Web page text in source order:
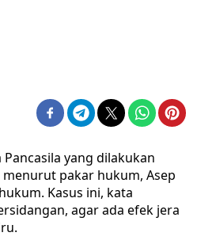
Pancasila yang dilakukan
pakar hukum, Asep
Kasus ini, kata
agar ada efek jera